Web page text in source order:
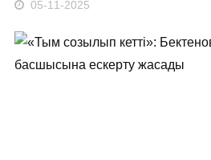
05-11-2025